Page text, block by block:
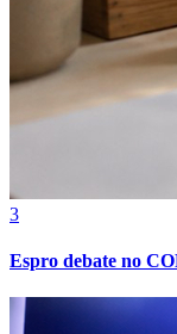
3
Espro debate no